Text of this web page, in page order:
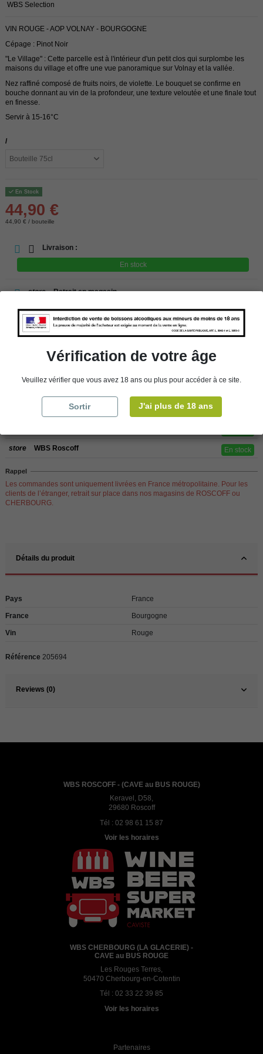
WBS Selection
VIN ROUGE - AOP VOLNAY - BOURGOGNE
Cépage : Pinot Noir
"Le Village" : Cette parcelle est à l'intérieur d'un petit clos qui surplombe les
maisons du village et offre une vue panoramique sur Volnay et la vallée.
Nez raffiné composé de fruits noirs, de violette. Le bouquet se confirme en
bouche donnant au vin de la profondeur, une texture veloutée et une finale tout
en finesse.
Servir à 15-16°C
/
En Stock
44,90 €
44,90 € / bouteille
Livraison :
En stock
store Retrait en magasin
store Choisir un magasin
Disponibilité en magasin
store WBS Roscoff En stock
Rappel
Les commandes sont uniquement livrées en France métropolitaine. Pour les
clients de l’étranger, retrait sur place dans nos magasins de ROSCOFF ou
CHERBOURG.
Détails du produit
Pays France
France Bourgogne
Vin Rouge
Référence 205694
Reviews (0)
WBS ROSCOFF - (CAVE au BUS ROUGE)
Keravel, D58,
29680 Roscoff
Tél : 02 98 61 15 87
Voir les horaires
WBS CHERBOURG (LA GLACERIE) -
CAVE au BUS ROUGE
Les Rouges Terres,
50470 Cherbourg-en-Cotentin
Tél : 02 33 22 39 85
Voir les horaires
Partenaires
Vérification de votre âge
Veuillez vérifier que vous avez 18 ans ou plus pour accéder à ce site.
Sortir J'ai plus de 18 ans